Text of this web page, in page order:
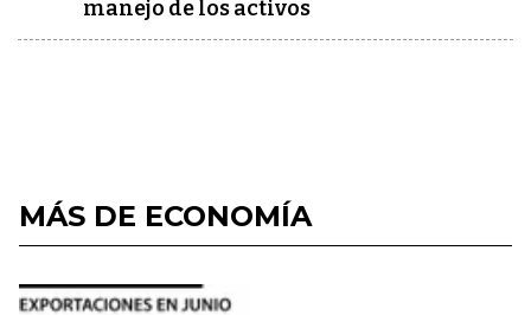
manejo de los activos
MÁS DE ECONOMÍA